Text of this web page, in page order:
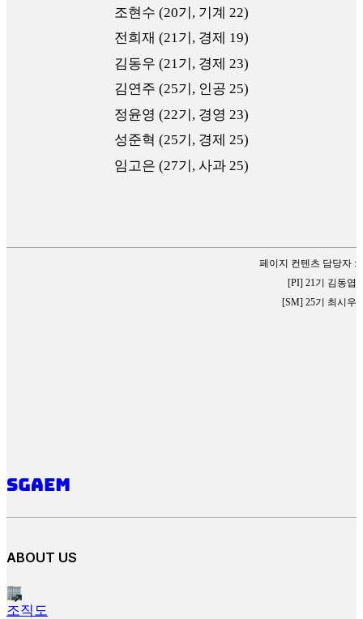
조현수 (20기, 기계 22)
전희재 (21기, 경제 19)
김동우 (21기, 경제 23)
김연주 (25기, 인공 25)
정윤영 (22기, 경영 23)
성준혁 (25기, 경제 25)
임고은 (27기, 사과 25)
페이지 컨텐츠 담당자 :
[PI] 21기 김동엽
[SM] 25기 최시우
ABOUT US
조직도